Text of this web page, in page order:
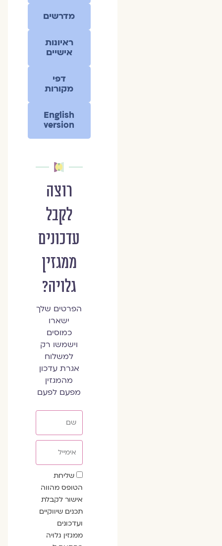
מדרשים
ראיונות
אישיים
דפי
מקורות
English
version
רוצה
לקבל
עדכונים
ממגזין
גלויה?
הפרטים שלך
ישארו
כמוסים
וישמשו רק
למשלוח
אגרת עדכון
מהמגזין
מפעם לפעם
שדה
הסכמה
שליחת
הטופס מהווה
אישור לקבלת
תכנים שיווקיים
ועדכונים
ממגזין גלויה